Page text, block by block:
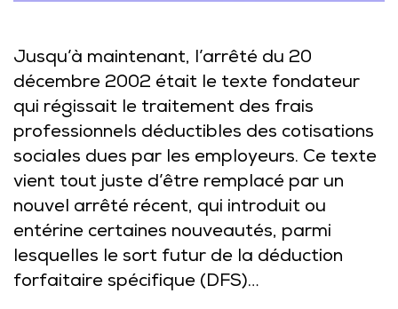
Jusqu’à maintenant, l’arrêté du 20
décembre 2002 était le texte fondateur
qui régissait le traitement des frais
professionnels déductibles des cotisations
sociales dues par les employeurs. Ce texte
vient tout juste d’être remplacé par un
nouvel arrêté récent, qui introduit ou
entérine certaines nouveautés, parmi
lesquelles le sort futur de la déduction
forfaitaire spécifique (DFS)…